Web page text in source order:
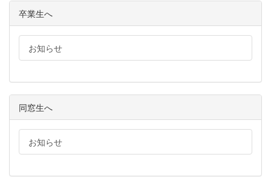
卒業生へ
お知らせ
同窓生へ
お知らせ